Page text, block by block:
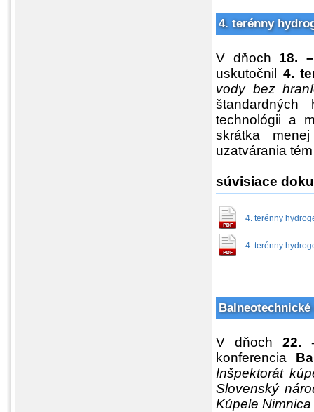
4. terénny
V dňoch 18.
uskutočnil 4.
vody bez
štandardných
technológii a
skrátka
uzatvárania
súvisiace
4. terénny
4. terénny
Balneotechnické
V dňoch 22.
konferencia
Inšpektorát
Slovenský
Kúpele Nimnica